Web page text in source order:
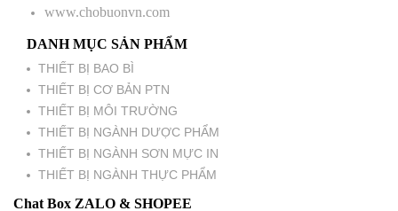
www.chobuonvn.com
DANH MỤC SẢN PHẨM
THIẾT BỊ BAO BÌ
THIẾT BỊ CƠ BẢN PTN
THIẾT BỊ MÔI TRƯỜNG
THIẾT BỊ NGÀNH DƯỢC PHẨM
THIẾT BỊ NGÀNH SƠN MỰC IN
THIẾT BỊ NGÀNH THỰC PHẨM
Chat Box ZALO & SHOPEE